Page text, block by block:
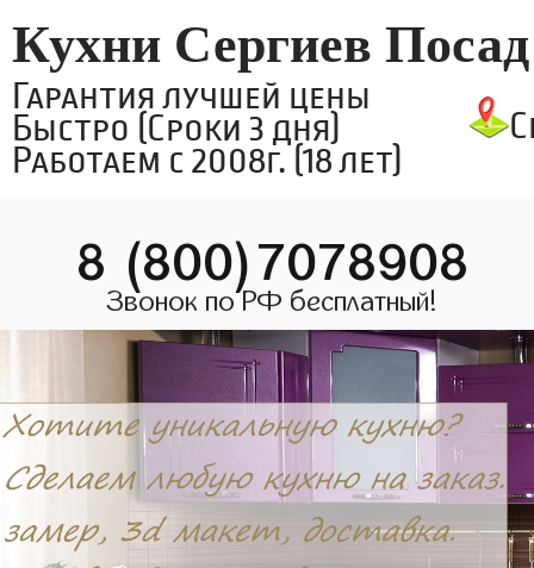
Кухни Сергиев Посад
Гарантия лучшей цены
Быстро (Сроки 3 дня)
Работаем с 2008г. (18 лет)
8 (800)7078908
Звонок по РФ бесплатный!